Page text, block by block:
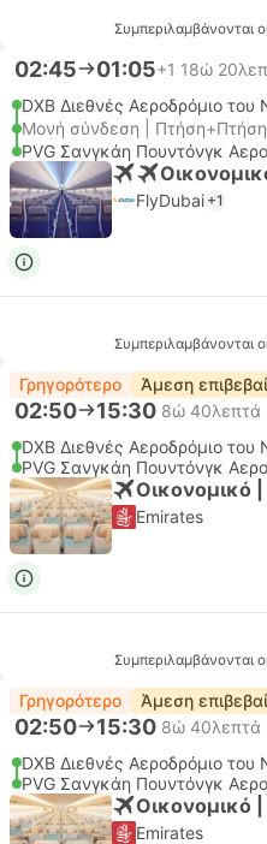
Συμπεριλαμβάνονται
02:45 01:05+1 18ώ
DXB Διεθνές Αεροδρόμιο του
Μονή σύνδεση | Πτήση+Πτήση
PVG Σανγκάη Πουντόνγκ
FlyDubai +1
Συμπεριλαμβάνονται
Γρηγορότερο Άμεση
02:50 15:30 8ώ 40λεπτά
DXB Διεθνές Αεροδρόμιο του
PVG Σανγκάη Πουντόνγκ
Οικονομικό
Emirates
Συμπεριλαμβάνονται
Γρηγορότερο Άμεση
02:50 15:30 8ώ 40λεπτά
DXB Διεθνές Αεροδρόμιο του
PVG Σανγκάη Πουντόνγκ
Οικονομικό
Emirates